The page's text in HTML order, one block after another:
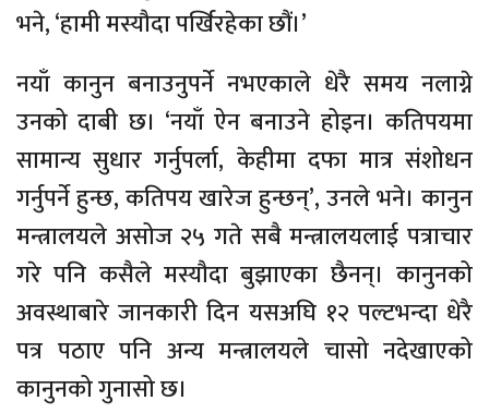
भने, ‘हामी मस्यौदा पर्खिरहेका छौं।’
नयाँ कानुन बनाउनुपर्ने नभएकाले धेरै समय नलाग्ने
उनको दाबी छ। ‘नयाँ ऐन बनाउने होइन। कतिपयमा
सामान्य सुधार गर्नुपर्ला, केहीमा दफा मात्र संशोधन
गर्नुपर्ने हुन्छ, कतिपय खारेज हुन्छन्’, उनले भने। कानुन
मन्त्रालयले असोज २५ गते सबै मन्त्रालयलाई पत्राचार
गरे पनि कसैले मस्यौदा बुझाएका छैनन्। कानुनको
अवस्थाबारे जानकारी दिन यसअघि १२ पल्टभन्दा धेरै
पत्र पठाए पनि अन्य मन्त्रालयले चासो नदेखाएको
कानुनको गुनासो छ।